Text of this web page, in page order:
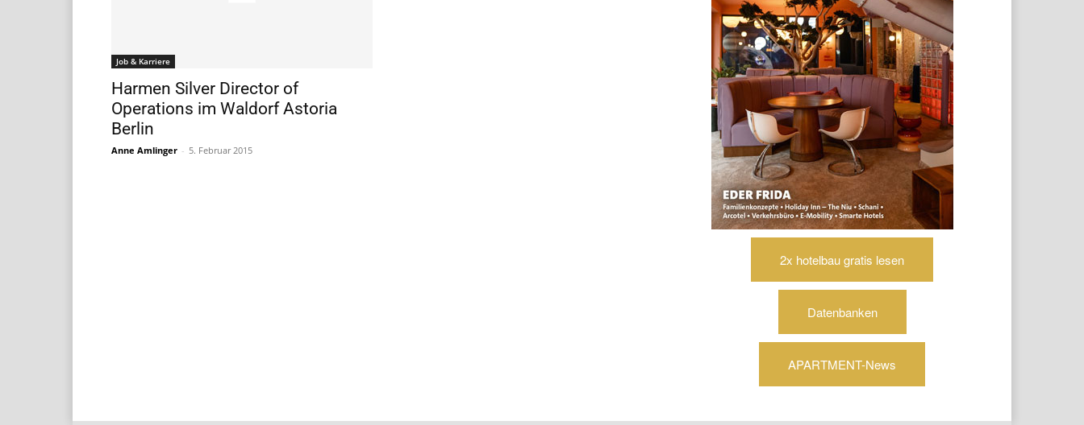
Job & Karriere
Harmen Silver Director of
Operations im Waldorf Astoria
Berlin
Anne Amlinger - 5. Februar 2015
2x hotelbau gratis lesen
Datenbanken
APARTMENT-News